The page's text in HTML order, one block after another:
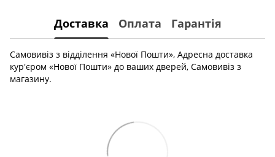
Доставка Оплата Гарантія
Самовивіз з відділення «Нової Пошти», Адресна доставка
кур'єром «Нової Пошти» до ваших дверей, Самовивіз з
магазину.